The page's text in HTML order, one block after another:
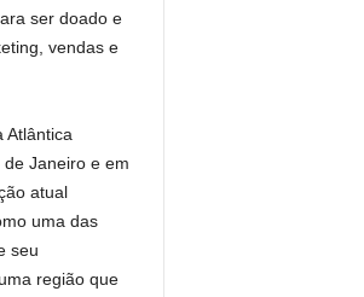
ser doado e
vendas e
Atlântica
Janeiro e em
atual
uma das
seu
região que